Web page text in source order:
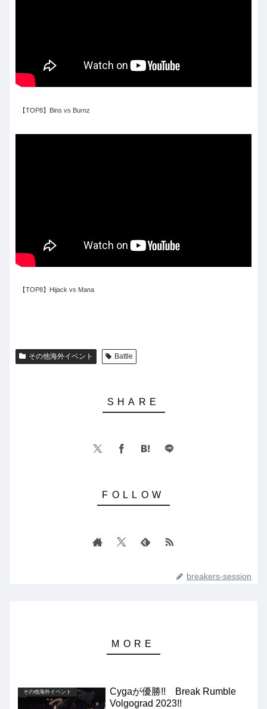
【TOP8】Bins vs Burnz
【TOP8】Hijack vs Mana
その他海外イベント Battle
breakers-session
その他海外イベント
Cygaが優勝!! Break Rumble
Volgograd 2023!!